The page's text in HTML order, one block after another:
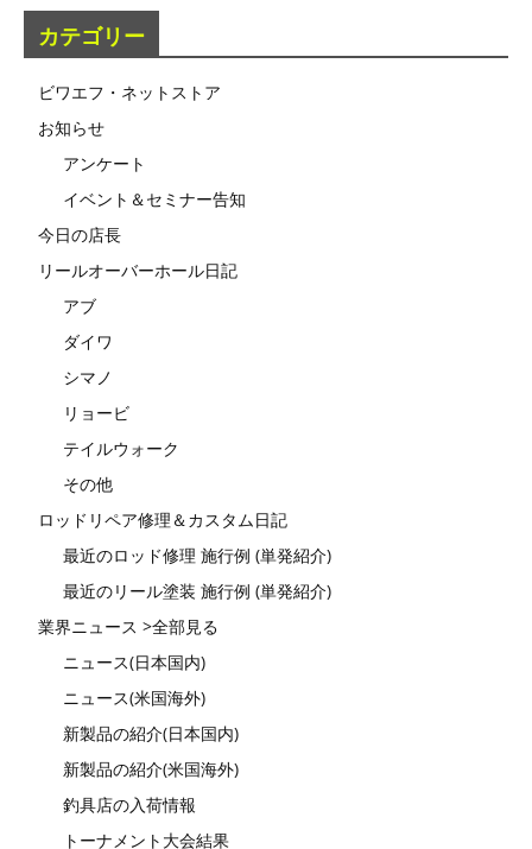
カテゴリー
ビワエフ・ネットストア
お知らせ
アンケート
イベント＆セミナー告知
今日の店長
リールオーバーホール日記
アブ
ダイワ
シマノ
リョービ
テイルウォーク
その他
ロッドリペア修理＆カスタム日記
最近のロッド修理 施行例 (単発紹介)
最近のリール塗装 施行例 (単発紹介)
業界ニュース >全部見る
ニュース(日本国内)
ニュース(米国海外)
新製品の紹介(日本国内)
新製品の紹介(米国海外)
釣具店の入荷情報
トーナメント大会結果